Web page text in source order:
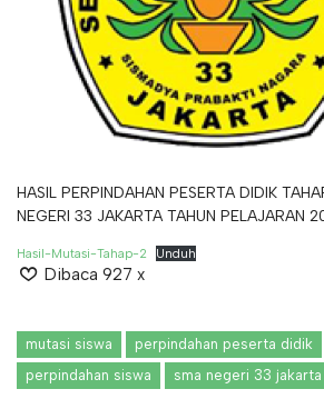
HASIL PERPINDAHAN PESERTA DIDIK
NEGERI 33 JAKARTA TAHUN PELAJARAN
Hasil-Mutasi-Tahap-2 Unduh
Dibaca 927 x
mutasi siswa
perpindahan peserta didik
perpindahan siswa
sma negeri 33 jakarta